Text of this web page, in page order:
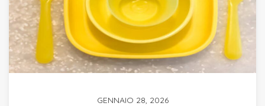
GENNAIO 28, 2026